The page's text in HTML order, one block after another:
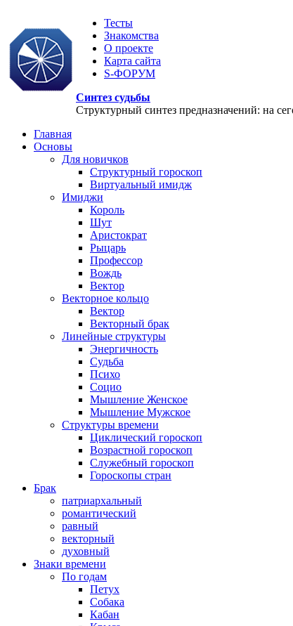
Тесты
Знакомства
О проекте
Карта сайта
S-ФОРУМ
Синтез судьбы
Структурный синтез предназначений: на
Главная
Основы
Для новичков
Структурный гороскоп
Виртуальный имидж
Имиджи
Король
Шут
Аристократ
Рыцарь
Профессор
Вождь
Вектор
Векторное кольцо
Вектор
Векторный брак
Линейные структуры
Энергичность
Судьба
Психо
Социо
Мышление Женское
Мышление Мужское
Структуры времени
Циклический гороскоп
Возрастной гороскоп
Служебный гороскоп
Гороскопы стран
Брак
патриархальный
романтический
равный
векторный
духовный
Знаки времени
По годам
Петух
Собака
Кабан